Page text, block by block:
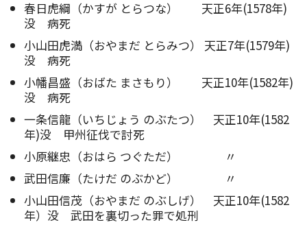
春日虎綱（かすが とらつな） 天正6年(1578年)
没 病死
小山田虎満（おやまだ とらみつ） 天正7年(1579年)
没 病死
小幡昌盛（おばた まさもり） 天正10年(1582年)
没 病死
一条信龍（いちじょう のぶたつ） 天正10年(1582
年)没 甲州征伐で討死
小原継忠（おはら つぐただ） 〃
武田信廉（たけだ のぶかど） 〃
小山田信茂（おやまだ のぶしげ） 天正10年(1582
年）没 武田を裏切った罪で処刑